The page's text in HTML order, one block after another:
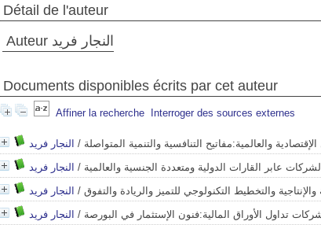
Détail de l'auteur
Auteur النجار فريد
Documents disponibles écrits par cet auteur
Affiner la recherche Interroger des sources externes
الإقتصادية والعالمية:مفاتيح التنافسية والتنمية المتواصلة / النجار فريد
عابر القارات الدولية ومتعددة الجنسية والعالمية / النجار فريد
والإنتاجية والتخطيط التكنولوجي للتميز والريادة والتفوق / النجار فريد
شركات تداول الأوراق المالية:فنون الإستثمار في البورصة / النجار فريد